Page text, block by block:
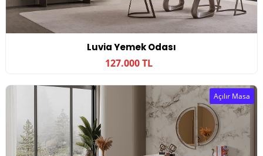
Luvia Yemek Odası
127.000 TL
Açılır Masa